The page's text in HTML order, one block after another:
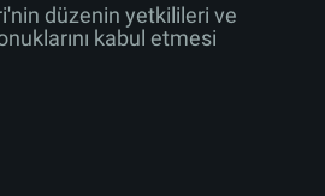
düzenin yetkilileri ve
kabul etmesi